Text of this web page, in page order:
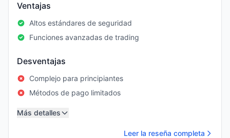
Ventajas
Altos estándares de seguridad
Funciones avanzadas de trading
Desventajas
Complejo para principiantes
Métodos de pago limitados
Más detalles
Leer la reseña completa